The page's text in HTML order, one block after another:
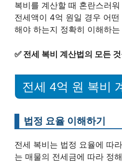
복비를 계산할 때 혼란스러
전세액이 4억 원일 경우 어
해야 하는지 정확히 이해하
✅ 전세 복비 계산법의 모든
전세 4억 원 복비
법정 요율 이해하기
전세 복비는 법정 요율에 따
는 매물의 전세금에 따라 정